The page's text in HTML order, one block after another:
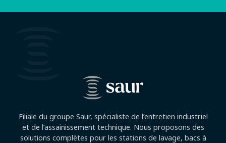
Filiale du groupe Saur, spécialiste de l’entretien industriel
et de l’assainissement technique. Nous proposons des
solutions complètes pour les stations de lavage, bacs à